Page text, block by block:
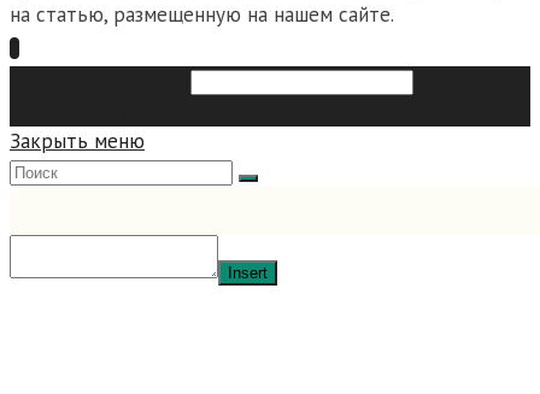
на статью, размещенную на нашем сайте.
Закрыть меню
Insert